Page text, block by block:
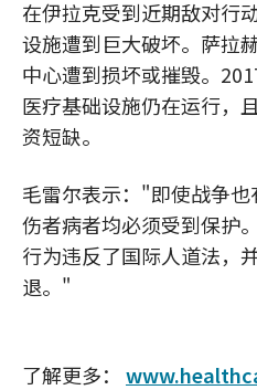
在伊拉克受到近期敌对行
设施遭到巨大破坏。萨拉
中心遭到损坏或摧毁。
医疗基础设施仍在运行，
资短缺。
毛雷尔表示："即使战争也
伤者病者均必须受到保护
行为违反了国际人道法，
退。"
了解更多：